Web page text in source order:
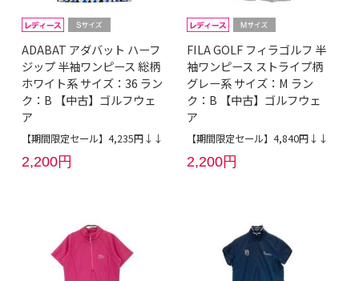
ADABAT アダバット ハーフ
ジップ 半袖ワンピース 総柄
ホワイト系 サイズ：36 ラン
ク：B 【中古】ゴルフウェ
ア
【期間限定セール】4,235円↓↓
2,200円
FILA GOLF フィラゴルフ 半
袖ワンピース ストライプ柄
グレー系 サイズ：M ラン
ク：B 【中古】ゴルフウェ
ア
【期間限定セール】4,840円↓↓
2,200円